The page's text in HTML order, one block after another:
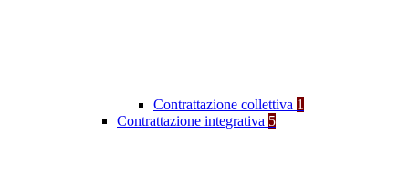
Contrattazione collettiva 1
Contrattazione integrativa 5